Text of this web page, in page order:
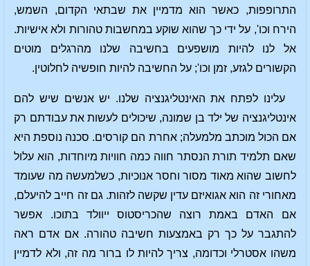
התרופפות, כאשר הוא מדמיין את שבתאי הקדום, השמש,
הירח וכו', על ידי כך שהוא שוקע במחשבות טהורות ולא אישיות.
אל לנו להיות מושפעים בחשיבה שלנו מהרגלים מוטים
הקשורים לגזע, זמן וכו'; על החשיבה להיות חופשיה לחלוטין.
עלינו לפתח את האינטליגנציה שלנו. יש אנשים שיש להם
אינטליגנציה של ילד בן שמונה, שיכולים לעשות את עבודתם רק
אם הכול מוכתב מלמעלה; אחרת הם קורסים. סכנה נוספת היא
שאם תלמיד תורת הנסתר חווה כמה חוויות מיוחדות, הוא עלול
לחשוב שהוא מאוד מסור וחסר אנוכיות, כשלמעשה מה שעומד
מאחורי זה הוא אגואיזם עדין שקשה לזהות. גם זה חייב להיעלם,
אם האדם באמת רוצה שהכריסטוס ייוולד בתוכו. אפשר
להתגבר על כך רק באמצעות חשיבה טהורה. אם אדם ראה
משהו אסטרלי וכדומה, צריך להיות לו ברור מה זה, ולא לדמיין